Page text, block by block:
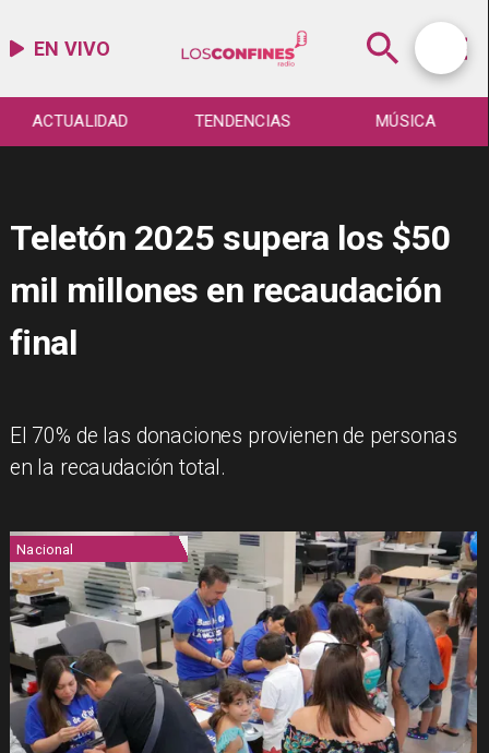
EN VIVO
ACTUALIDAD TENDENCIAS MÚSICA
Teletón 2025 supera los $50
mil millones en recaudación
final
El 70% de las donaciones provienen de personas
en la recaudación total.
Nacional